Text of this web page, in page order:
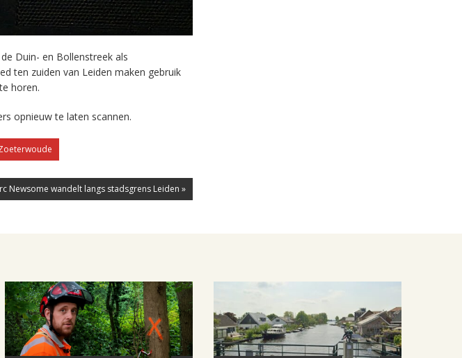
Duin- en Bollenstreek als
ten zuiden van Leiden maken gebruik
horen.
opnieuw te laten scannen.
Newsome wandelt langs stadsgrens Leiden »